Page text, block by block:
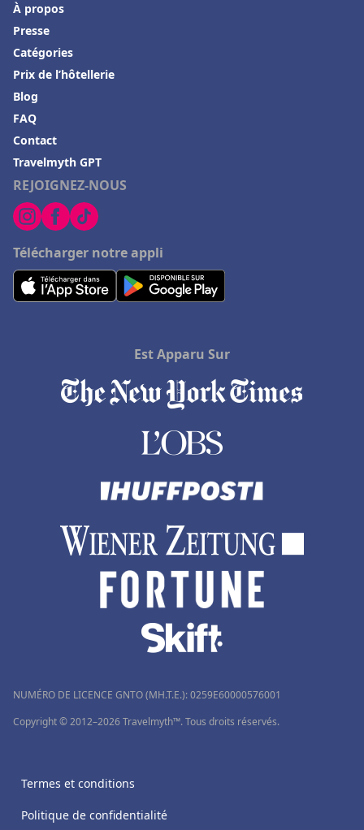
REJOIGNEZ-NOUS
Télécharger notre appli
À propos
Presse
Catégories
Prix de l’hôtellerie
Blog
FAQ
Contact
Travelmyth GPT
Est Apparu Sur
NUMÉRO DE LICENCE GNTO (MH.T.E.): 0259Ε60000576001
Copyright © 2012–2026 Travelmyth™. Tous droits réservés.
Termes et conditions
Politique de confidentialité